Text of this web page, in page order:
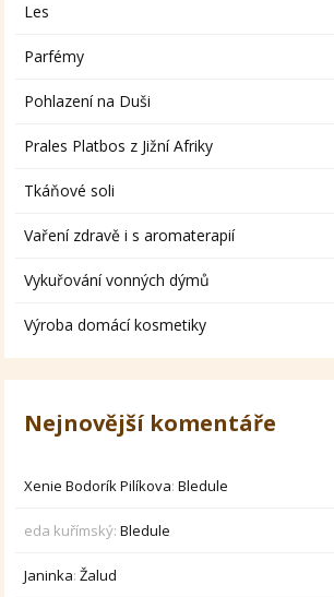
Les
Parfémy
Pohlazení na Duši
Prales Platbos z Jižní Afriky
Tkáňové soli
Vaření zdravě i s aromaterapií
Vykuřování vonných dýmů
Výroba domácí kosmetiky
Nejnovější komentáře
Xenie Bodorík Pilíkova:Bledule
eda kuřímský:Bledule
Janinka:Žalud